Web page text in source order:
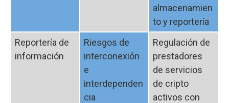
almacenamien
to y reportería
Reportería de
información
Riesgos de
interconexión
e
interdependen
cia
Regulación de
prestadores
de servicios
de cripto
activos con